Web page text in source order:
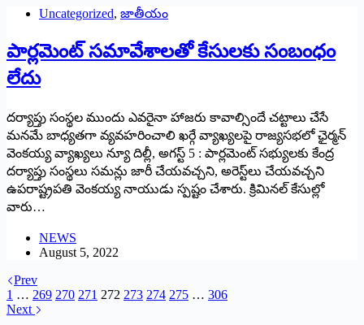
Uncategorized, జాతీయం
పార్లమెంట్‌ ‌సమావేశాలతో కేసులకు సంబంధం
లేదు
దర్యాప్తు సంస్థల ముందు ఎవరైనా హాజరు కావాల్సిందే చట్టాలు చేసే
మనమే బాధ్యతగా వ్యవహరించాలి ఖర్గే వ్యాఖ్యలపై రాజ్యసభలో ఛైర్మన్‌
‌వెంకయ్య వ్యాఖ్యలు న్యూ దిల్లీ, అగస్ట్ 5 : ‌పార్లమెంట్‌ ‌సభ్యులకు కేంద్ర
దర్యాప్తు సంస్థలు సమన్లు జారీ చేయవచ్చని, అరెస్ట్‌లు చేయవచ్చని
ఉపరాష్ట్రపతి వెంకయ్య నాయుడు స్పష్టం చేశారు. క్రిమినల్‌ ‌కేసుల్లో
వారు…
NEWS
August 5, 2022
Prev
1 … 269 270 271 272 273 274 275 … 306
Next